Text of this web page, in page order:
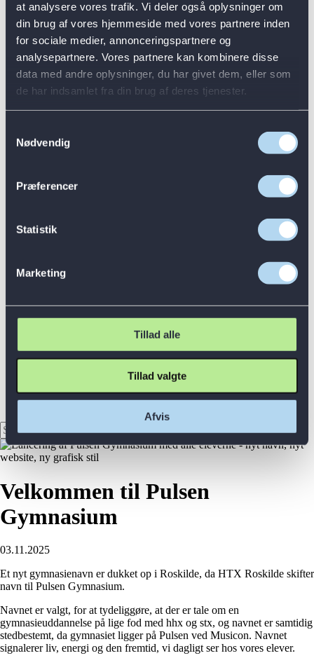
at analysere vores trafik. Vi deler også oplysninger om
din brug af vores hjemmeside med vores partnere inden
for sociale medier, annonceringspartnere og
analysepartnere. Vores partnere kan kombinere disse
data med andre oplysninger, du har givet dem, eller som
de har indsamlet fra din brug af deres tjenester.
Nødvendig
Præferencer
Statistik
Marketing
Tillad alle
Tillad valgte
Afvis
Klubber og udvalg
Elevråd
Fitness og aktivitet
Studieture og ekskursioner
Talent
Column
Nyheder
Skoledag og ferier
Column
Column
Column
Om gymnasiet
Studievejledning
Studie- og ordensregler
Find vej
Medarbejdere
Jobs
Lovpligtig information og kvalitet
Søg
Søg
Velkommen til Pulsen
Gymnasium
03.11.2025
Et nyt gymnasienavn er dukket op i Roskilde, da HTX Roskilde skifter
navn til Pulsen Gymnasium.
Navnet er valgt, for at tydeliggøre, at der er tale om en
gymnasieuddannelse på lige fod med hhx og stx, og navnet er samtidig
stedbestemt, da gymnasiet ligger på Pulsen ved Musicon. Navnet
signalerer liv, energi og den fremtid, vi dagligt ser hos vores elever.